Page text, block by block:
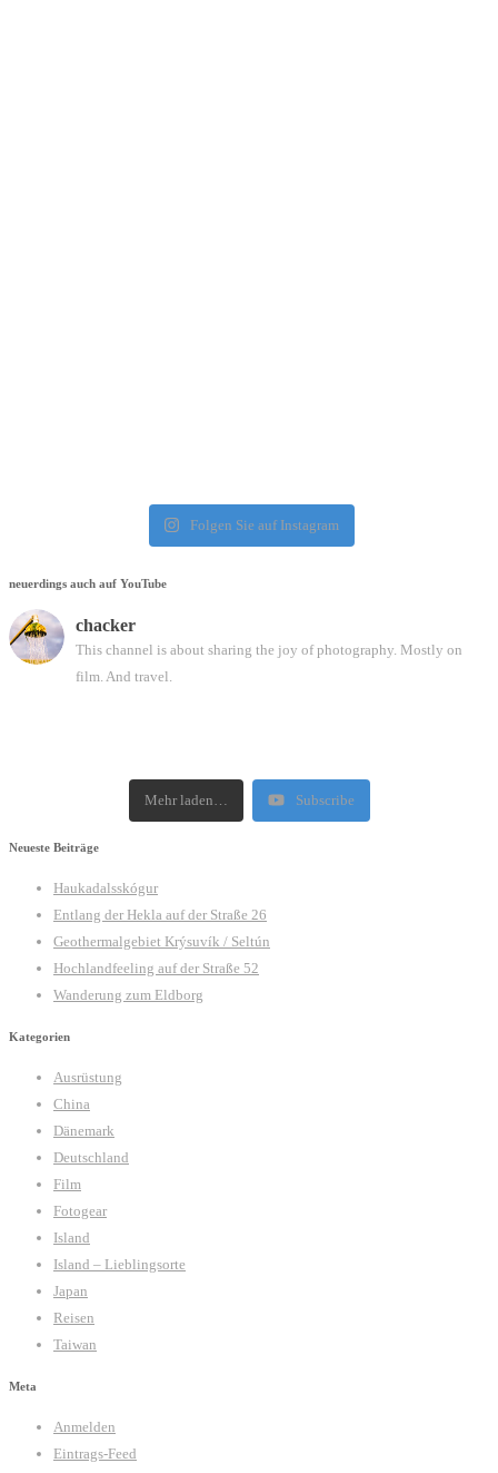
Folgen Sie auf Instagram
neuerdings auch auf YouTube
chacker
This channel is about sharing the joy of photography. Mostly on
film. And travel.
Mehr laden… Subscribe
Neueste Beiträge
Haukadalsskógur
Entlang der Hekla auf der Straße 26
Geothermalgebiet Krýsuvík / Seltún
Hochlandfeeling auf der Straße 52
Wanderung zum Eldborg
Kategorien
Ausrüstung
China
Dänemark
Deutschland
Film
Fotogear
Island
Island – Lieblingsorte
Japan
Reisen
Taiwan
Meta
Anmelden
Eintrags-Feed